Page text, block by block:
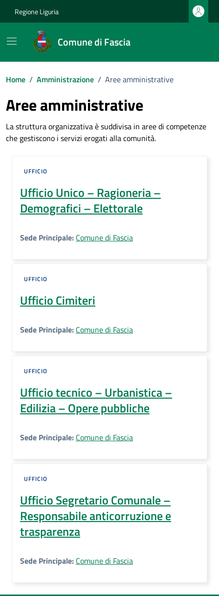
Regione Liguria
Comune di Fascia
Home / Amministrazione / Aree amministrative
Aree amministrative
La struttura organizzativa è suddivisa in aree di competenze
che gestiscono i servizi erogati alla comunità.
UFFICIO
Ufficio Unico – Ragioneria –
Demografici – Elettorale
Sede Principale: Comune di Fascia
UFFICIO
Ufficio Cimiteri
Sede Principale: Comune di Fascia
UFFICIO
Ufficio tecnico – Urbanistica –
Edilizia – Opere pubbliche
Sede Principale: Comune di Fascia
UFFICIO
Ufficio Segretario Comunale –
Responsabile anticorruzione e
trasparenza
Sede Principale: Comune di Fascia